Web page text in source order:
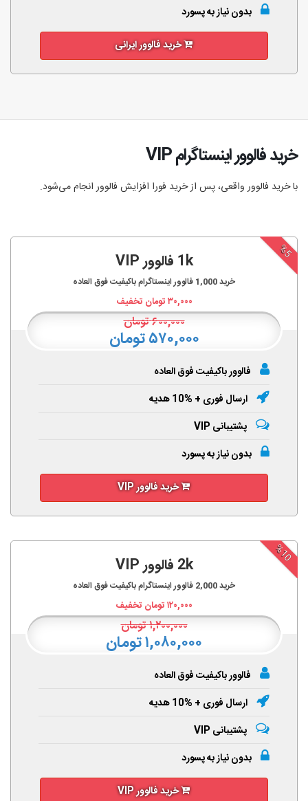
بدون نیاز به پسورد
خرید فالوور ایرانی
خرید فالوور اینستاگرام VIP
با خرید فالوور واقعی، پس از خرید فورا افزایش فالوور انجام‌ می‌شود.
%5 1k فالوور VIP
خرید1,000 فالوور اینستاگرام باکیفیت فوق العاده
۳۰,۰۰۰تومان تخفیف
۶۰۰,۰۰۰تومان
۵۷۰,۰۰۰ تومان
فالوور باکیفیت فوق العاده
ارسال فوری + %10 هدیه
پشتیبانی VIP
بدون نیاز به پسورد
خرید فالوور VIP
%10
2k فالوور VIP
خرید2,000 فالوور اینستاگرام باکیفیت فوق العاده
۱۲۰,۰۰۰تومان تخفیف
۱,۲۰۰,۰۰۰تومان
۱,۰۸۰,۰۰۰ تومان
فالوور باکیفیت فوق العاده
ارسال فوری + %10 هدیه
پشتیبانی VIP
بدون نیاز به پسورد
خرید فالوور VIP